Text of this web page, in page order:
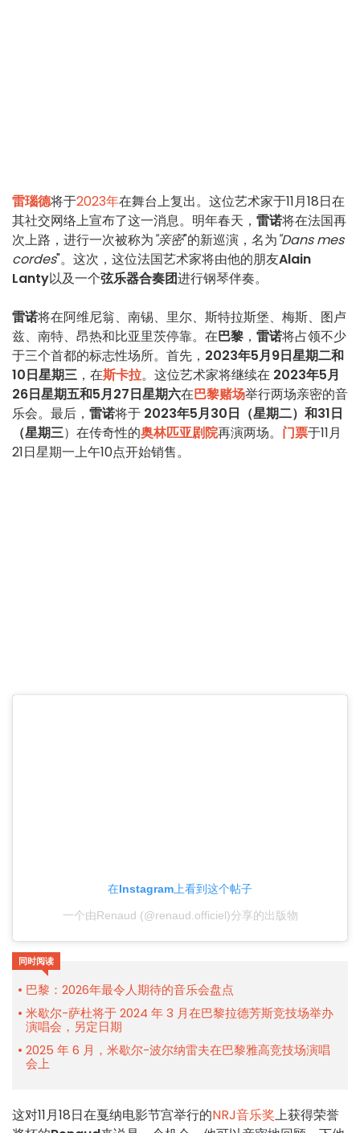
雷瑙德将于2023年在舞台上复出。这位艺术家于11月18日在
其社交网络上宣布了这一消息。明年春天， 雷诺将在法国再
次上路，进行一次被称为"亲密"的新巡演，名为"Dans mes
cordes"。这次，这位法国艺术家将由他的朋友Alain
Lanty以及一个弦乐器合奏团进行钢琴伴奏。
雷诺将在阿维尼翁、南锡、里尔、斯特拉斯堡、梅斯、图卢
兹、南特、昂热和比亚里茨停靠。在巴黎 ， 雷诺将占领不少
于三个首都的标志性场所。首先， 2023年5月9日星期二和
10日星期三 ，在斯卡拉。这位艺术家将继续在 2023年5月
26日星期五和5月27日星期六在巴黎赌场举行两场亲密的音
乐会。最后， 雷诺将于 2023年5月30日（星期二）和31日
（星期三）在传奇性的奥林匹亚剧院再演两场。 门票于11月
21日星期一上午10点开始销售。
在Instagram上看到这个帖子
一个由Renaud (@renaud.officiel)分享的出版物
同时阅读
巴黎：2026年最令人期待的音乐会盘点
米歇尔-萨杜将于 2024 年 3 月在巴黎拉德芳斯竞技场举办
演唱会，另定日期
2025 年 6 月，米歇尔-波尔纳雷夫在巴黎雅高竞技场演唱
会上
这对11月18日在戛纳电影节宫举行的NRJ音乐奖上获得荣誉